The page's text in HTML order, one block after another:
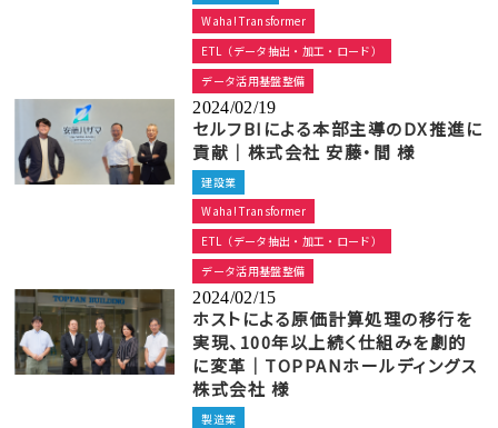
Waha! Transformer
ETL（データ抽出・加工・ロード）
データ活用基盤整備
2024/02/19
セルフBIによる本部主導のDX推進に
貢献｜株式会社 安藤・間 様
建設業
Waha! Transformer
ETL（データ抽出・加工・ロード）
データ活用基盤整備
2024/02/15
ホストによる原価計算処理の移行を
実現、100年以上続く仕組みを劇的
に変革｜TOPPANホールディングス
株式会社 様
製造業